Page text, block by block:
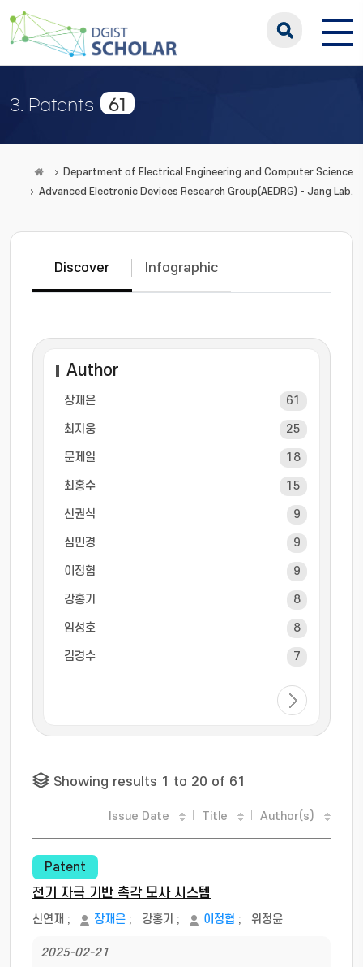
3. Patents 61
Department of Electrical Engineering and Computer Science
Advanced Electronic Devices Research Group(AEDRG) - Jang Lab.
Discover Infographic
Author
장재은 61
최지웅 25
문제일 18
최홍수 15
신권식 9
심민경 9
이정협 9
강홍기 8
임성호 8
김경수 7
Showing results 1 to 20 of 61
Issue Date Title Author(s)
Patent
전기 자극 기반 촉각 모사 시스템
신연재 ; 장재은 ; 강홍기 ; 이정협 ; 위정윤
2025-02-21